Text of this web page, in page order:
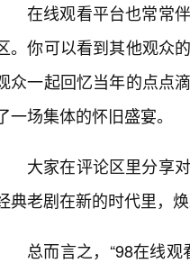
在线观看平台也常常
。你可以看到其他观众
众一起回忆当年的点点
一场集体的怀旧盛宴。
大家在评论区里分享
典老剧在新的时代里，
总而言之，“98在线